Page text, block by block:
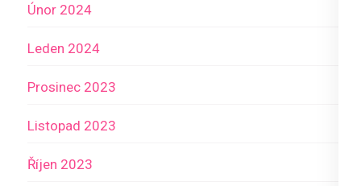
Únor 2024
Leden 2024
Prosinec 2023
Listopad 2023
Říjen 2023